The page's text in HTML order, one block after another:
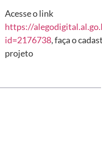
Acesse o link
https://
id=2176738, faça o
projeto